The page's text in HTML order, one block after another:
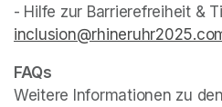
Weitere Informationen zu